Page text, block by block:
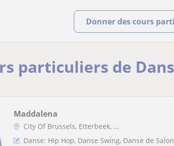
Donner des cours
particuliers de
Maddalena
City Of Brussels, Etterbeek, ...
Danse: Hip Hop, Danse Swing, Danse de Salon